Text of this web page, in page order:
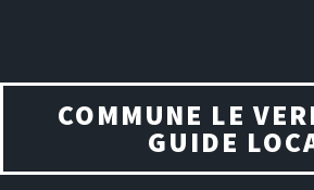
COMMUNE LE
GUIDE